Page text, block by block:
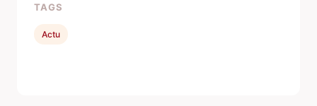
TAGS
Actu